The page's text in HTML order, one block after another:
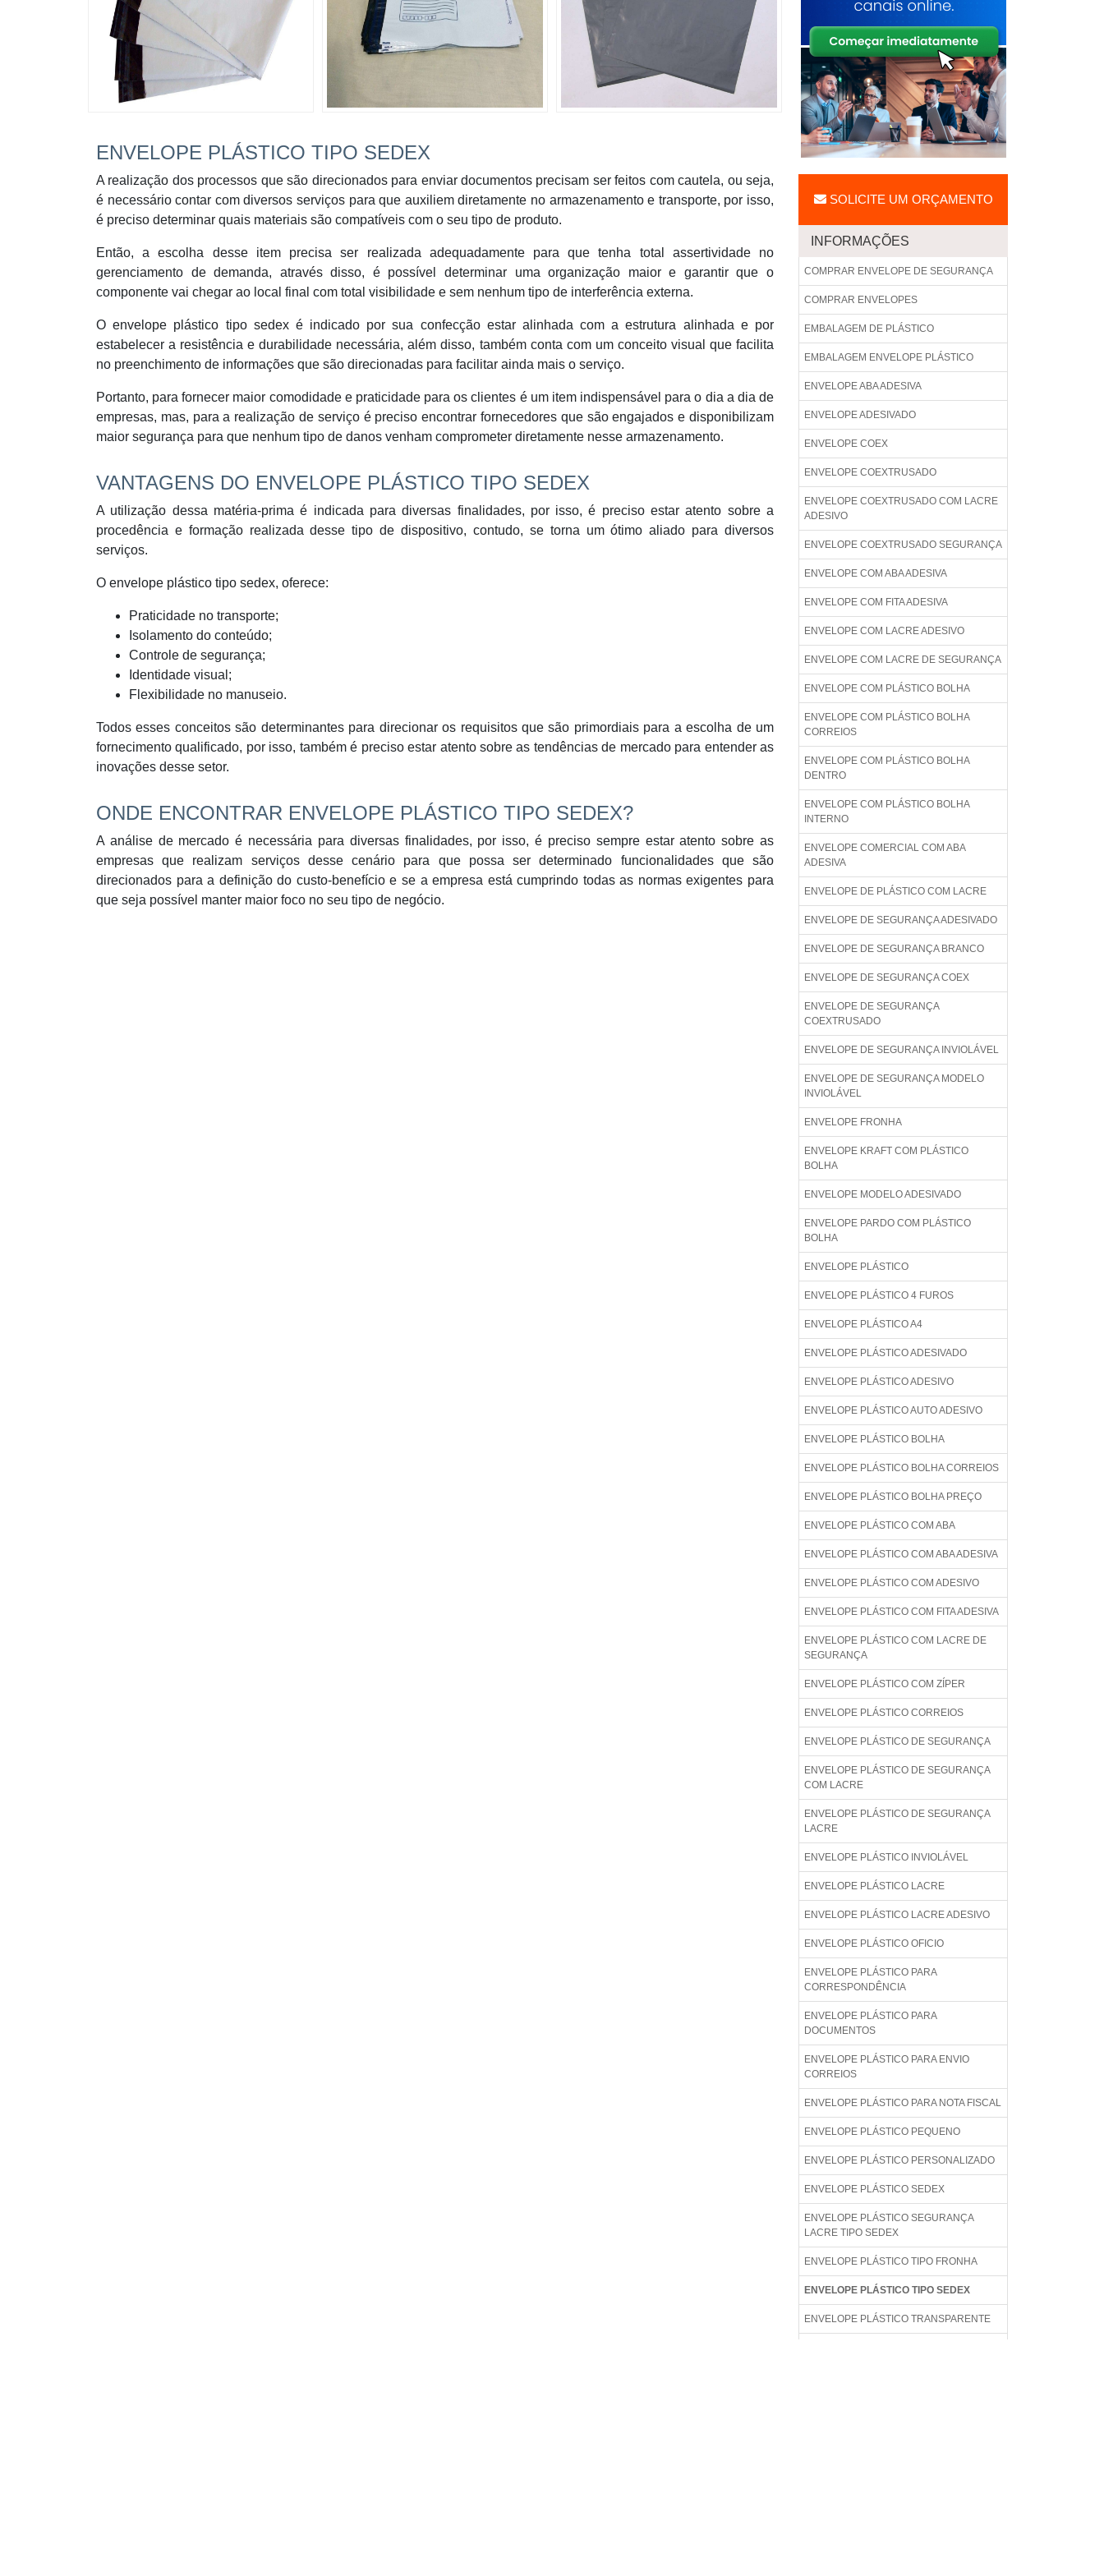
ENVELOPE PLÁSTICO TIPO SEDEX
A realização dos processos que são direcionados para enviar documentos precisam ser feitos com cautela, ou seja,
é necessário contar com diversos serviços para que auxiliem diretamente no armazenamento e transporte, por isso,
é preciso determinar quais materiais são compatíveis com o seu tipo de produto.
Então, a escolha desse item precisa ser realizada adequadamente para que tenha total assertividade no
gerenciamento de demanda, através disso, é possível determinar uma organização maior e garantir que o
componente vai chegar ao local final com total visibilidade e sem nenhum tipo de interferência externa.
O envelope plástico tipo sedex é indicado por sua confecção estar alinhada com a estrutura alinhada e por
estabelecer a resistência e durabilidade necessária, além disso, também conta com um conceito visual que facilita
no preenchimento de informações que são direcionadas para facilitar ainda mais o serviço.
Portanto, para fornecer maior comodidade e praticidade para os clientes é um item indispensável para o dia a dia de
empresas, mas, para a realização de serviço é preciso encontrar fornecedores que são engajados e disponibilizam
maior segurança para que nenhum tipo de danos venham comprometer diretamente nesse armazenamento.
VANTAGENS DO ENVELOPE PLÁSTICO TIPO SEDEX
A utilização dessa matéria-prima é indicada para diversas finalidades, por isso, é preciso estar atento sobre a
procedência e formação realizada desse tipo de dispositivo, contudo, se torna um ótimo aliado para diversos
serviços.
O envelope plástico tipo sedex, oferece:
Praticidade no transporte;
Isolamento do conteúdo;
Controle de segurança;
Identidade visual;
Flexibilidade no manuseio.
Todos esses conceitos são determinantes para direcionar os requisitos que são primordiais para a escolha de um
fornecimento qualificado, por isso, também é preciso estar atento sobre as tendências de mercado para entender as
inovações desse setor.
ONDE ENCONTRAR ENVELOPE PLÁSTICO TIPO SEDEX?
A análise de mercado é necessária para diversas finalidades, por isso, é preciso sempre estar atento sobre as
empresas que realizam serviços desse cenário para que possa ser determinado funcionalidades que são
direcionados para a definição do custo-benefício e se a empresa está cumprindo todas as normas exigentes para
que seja possível manter maior foco no seu tipo de negócio.
SOLICITE UM ORÇAMENTO
INFORMAÇÕES
COMPRAR ENVELOPE DE SEGURANÇA
COMPRAR ENVELOPES
EMBALAGEM DE PLÁSTICO
EMBALAGEM ENVELOPE PLÁSTICO
ENVELOPE ABA ADESIVA
ENVELOPE ADESIVADO
ENVELOPE COEX
ENVELOPE COEXTRUSADO
ENVELOPE COEXTRUSADO COM LACRE
ADESIVO
ENVELOPE COEXTRUSADO SEGURANÇA
ENVELOPE COM ABA ADESIVA
ENVELOPE COM FITA ADESIVA
ENVELOPE COM LACRE ADESIVO
ENVELOPE COM LACRE DE SEGURANÇA
ENVELOPE COM PLÁSTICO BOLHA
ENVELOPE COM PLÁSTICO BOLHA
CORREIOS
ENVELOPE COM PLÁSTICO BOLHA
DENTRO
ENVELOPE COM PLÁSTICO BOLHA
INTERNO
ENVELOPE COMERCIAL COM ABA
ADESIVA
ENVELOPE DE PLÁSTICO COM LACRE
ENVELOPE DE SEGURANÇA ADESIVADO
ENVELOPE DE SEGURANÇA BRANCO
ENVELOPE DE SEGURANÇA COEX
ENVELOPE DE SEGURANÇA
COEXTRUSADO
ENVELOPE DE SEGURANÇA INVIOLÁVEL
ENVELOPE DE SEGURANÇA MODELO
INVIOLÁVEL
ENVELOPE FRONHA
ENVELOPE KRAFT COM PLÁSTICO
BOLHA
ENVELOPE MODELO ADESIVADO
ENVELOPE PARDO COM PLÁSTICO
BOLHA
ENVELOPE PLÁSTICO
ENVELOPE PLÁSTICO 4 FUROS
ENVELOPE PLÁSTICO A4
ENVELOPE PLÁSTICO ADESIVADO
ENVELOPE PLÁSTICO ADESIVO
ENVELOPE PLÁSTICO AUTO ADESIVO
ENVELOPE PLÁSTICO BOLHA
ENVELOPE PLÁSTICO BOLHA CORREIOS
ENVELOPE PLÁSTICO BOLHA PREÇO
ENVELOPE PLÁSTICO COM ABA
ENVELOPE PLÁSTICO COM ABA ADESIVA
ENVELOPE PLÁSTICO COM ADESIVO
ENVELOPE PLÁSTICO COM FITA ADESIVA
ENVELOPE PLÁSTICO COM LACRE DE
SEGURANÇA
ENVELOPE PLÁSTICO COM ZÍPER
ENVELOPE PLÁSTICO CORREIOS
ENVELOPE PLÁSTICO DE SEGURANÇA
ENVELOPE PLÁSTICO DE SEGURANÇA
COM LACRE
ENVELOPE PLÁSTICO DE SEGURANÇA
LACRE
ENVELOPE PLÁSTICO INVIOLÁVEL
ENVELOPE PLÁSTICO LACRE
ENVELOPE PLÁSTICO LACRE ADESIVO
ENVELOPE PLÁSTICO OFICIO
ENVELOPE PLÁSTICO PARA
CORRESPONDÊNCIA
ENVELOPE PLÁSTICO PARA
DOCUMENTOS
ENVELOPE PLÁSTICO PARA ENVIO
CORREIOS
ENVELOPE PLÁSTICO PARA NOTA FISCAL
ENVELOPE PLÁSTICO PEQUENO
ENVELOPE PLÁSTICO PERSONALIZADO
ENVELOPE PLÁSTICO SEDEX
ENVELOPE PLÁSTICO SEGURANÇA
LACRE TIPO SEDEX
ENVELOPE PLÁSTICO TIPO FRONHA
ENVELOPE PLÁSTICO TIPO SEDEX
ENVELOPE PLÁSTICO TRANSPARENTE